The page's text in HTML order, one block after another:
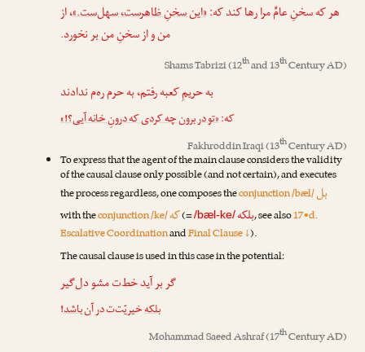
هر که سخنِ عامِّ مرا رها کند که:«این سخنِ ظاهرست، سهل‌ست.»، از
من و از سخنِ من بر نخورد.
Shams Tabrizi(12thand 13thCentury AD)
به حریمِ کعبه رفتم، به حرم ره‌م ندادند
که:«تو در برون چه کردی که درونِ خانه آیی؟!»
Fakhroddin Iraqi(13thCentury AD)
To express that the agent of the main clause considers the validity
of the causal clause only possible (and not certain), and executes
the process regardless, one composes theconjunction /bæl/بل
with theconjunction /ke/که(=/bæl-ke/بلکه, see also17•d.
Escalative CoordinationandFinal Clause ↓).
The causal clause is used in this case in the potential:
گر بر آید خط‌ت مشو دل‌گیر
بلکهخیریّت‌ت در آنباشد!
Mohammad Saeed Ashraf(17thCentury AD)